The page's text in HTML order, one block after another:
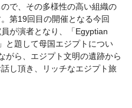
で、その多様性の高い組織の
第19回目の開催となる今回
が演者となり、「Egyptian
と題して母国エジプトについ
がら、エジプト文明の遺跡から
し頂き、リッチなエジプト旅